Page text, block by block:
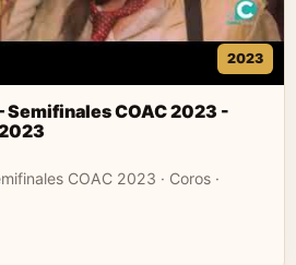
2023
Semifinales COAC 2023 -
COAC 2023 · Coros ·